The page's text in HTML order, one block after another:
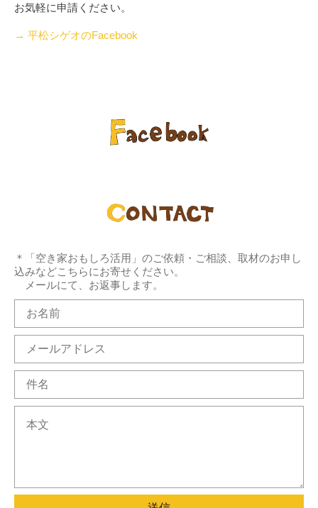
お気軽に申請ください。
→ 平松シゲオのFacebook
＊「空き家おもしろ活用」のご依頼・ご相談、取材のお申し
込みなどこちらにお寄せください。
メールにて、お返事します。